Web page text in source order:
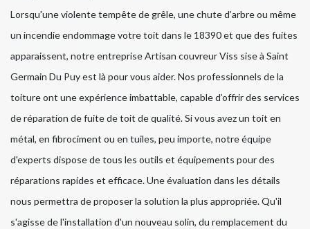
Lorsqu'une violente tempête de grêle, une chute d’arbre ou même
un incendie endommage votre toit dans le 18390 et que des fuites
apparaissent, notre entreprise Artisan couvreur Viss sise à Saint
Germain Du Puy est là pour vous aider. Nos professionnels de la
toiture ont une expérience imbattable, capable d’offrir des services
de réparation de fuite de toit de qualité. Si vous avez un toit en
métal, en fibrociment ou en tuiles, peu importe, notre équipe
d'experts dispose de tous les outils et équipements pour des
réparations rapides et efficace. Une évaluation dans les détails
nous permettra de proposer la solution la plus appropriée. Qu'il
s'agisse de l'installation d'un nouveau solin, du remplacement du